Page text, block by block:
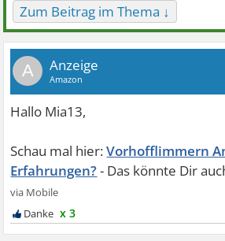
Zum Beitrag im Thema ↓
A
Vorhofflimmern
Erfahrungen?
x 3